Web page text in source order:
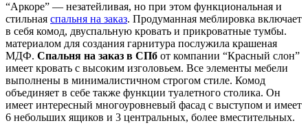
“Аркоре” — незатейливая, но при этом функциональная и
стильная спальня на заказ. Продуманная меблировка включает
в себя комод, двуспальную кровать и прикроватные тумбы.
материалом для создания гарнитура послужила крашеная
МДФ. Спальня на заказ в СПб от компании “Красный слон”
имеет кровать с высоким изголовьем. Все элементы мебели
выполнены в минималистичном строгом стиле. Комод
объединяет в себе также функции туалетного столика. Он
имеет интересный многоуровневый фасад с выступом и имеет
6 небольших ящиков и 3 центральных, более вместительных.